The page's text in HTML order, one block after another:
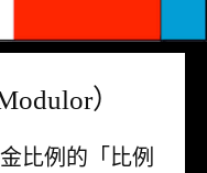
）
比例的「比例